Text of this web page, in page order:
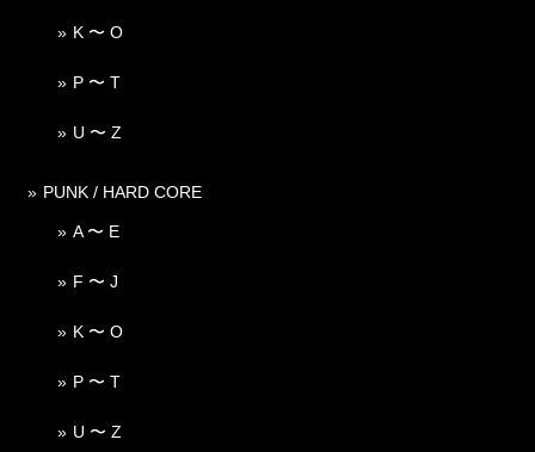
K 〜 O
P 〜 T
U 〜 Z
PUNK / HARD CORE
A 〜 E
F 〜 J
K 〜 O
P 〜 T
U 〜 Z